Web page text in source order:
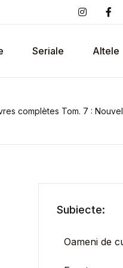
Seriale Altele
complètes Tom. 7 : Nouvelle
Subiecte:
Oameni de